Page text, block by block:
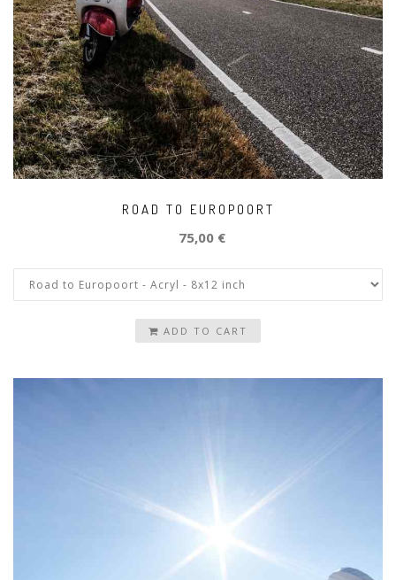
ROAD TO EUROPOORT
75,00 €
ADD TO CART